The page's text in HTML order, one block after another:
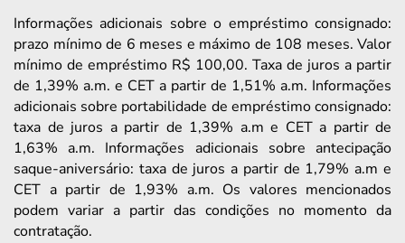
Informações adicionais sobre o empréstimo consignado:
prazo mínimo de 6 meses e máximo de 108 meses. Valor
mínimo de empréstimo R$ 100,00. Taxa de juros a partir
de 1,39% a.m. e CET a partir de 1,51% a.m. Informações
adicionais sobre portabilidade de empréstimo consignado:
taxa de juros a partir de 1,39% a.m e CET a partir de
1,63% a.m. Informações adicionais sobre antecipação
saque-aniversário: taxa de juros a partir de 1,79% a.m e
CET a partir de 1,93% a.m. Os valores mencionados
podem variar a partir das condições no momento da
contratação.